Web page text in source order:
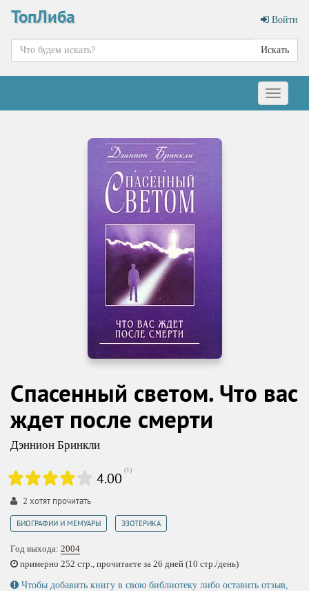
ТопЛиба Войти
Искать
Меню
Спасенный светом. Что вас
ждет после смерти
Дэннион Бринкли
4.00 (1)
2 хотят прочитать
БИОГРАФИИ И МЕМУАРЫ ЭЗОТЕРИКА
Год выхода: 2004
примерно 252 стр., прочитаете за 26 дней (10 стр./день)
Чтобы добавить книгу в свою библиотеку либо оставить отзыв,